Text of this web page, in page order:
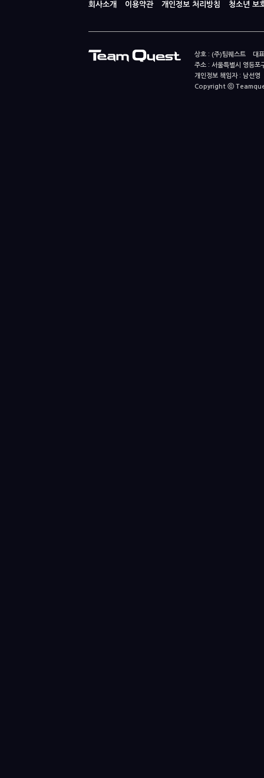
회사소개 이용약관 개인정보 처리방침 청소년 보
상호 : (주)팀퀘스트 대
주소 : 서울특별시 영등
개인정보 책임자 : 남
Copyright ⓒ